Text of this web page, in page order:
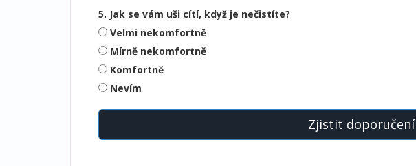
5. Jak se vám uši cítí, když je nečistíte?
Velmi nekomfortně
Mírně nekomfortně
Komfortně
Nevím
Zjistit doporučení